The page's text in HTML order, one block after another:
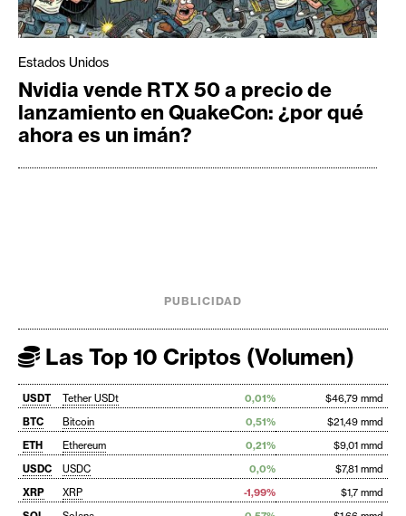
Estados Unidos
Nvidia vende RTX 50 a precio de
lanzamiento en QuakeCon: ¿por qué
ahora es un imán?
PUBLICIDAD
Las Top 10 Criptos (Volumen)
USDT Tether USDt 0,01%
$46,79 mmd
BTC
Bitcoin 0,51%
$21,49 mmd
ETH
Ethereum 0,21%
$9,01 mmd
USDC
USDC 0,0%
$7,81 mmd
XRP
XRP -1,99%
$1,7 mmd